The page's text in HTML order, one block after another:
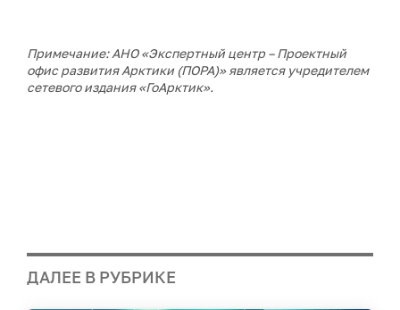
Примечание: АНО «Экспертный центр – Проектный
офис развития Арктики (ПОРА)» является учредителем
сетевого издания «ГоАрктик».
ДАЛЕЕ В РУБРИКЕ